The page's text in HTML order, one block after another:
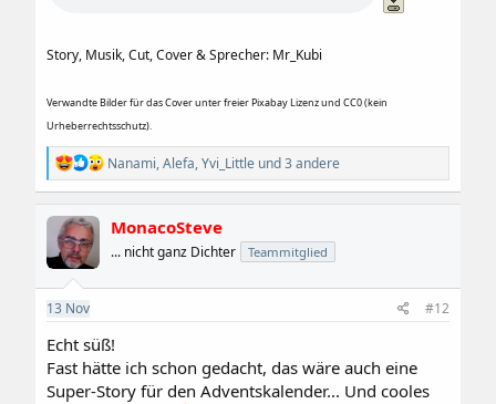
Story, Musik, Cut, Cover & Sprecher: Mr_Kubi
Verwandte Bilder für das Cover unter freier Pixabay Lizenz und CC0 (kein
Urheberrechtsschutz).
R
e
a
n
:
Nanami,Alefa,Yvi_Little und 3 andere
MonacoSteve
... nicht ganz Dichter Teammitglied
13 Nov #12
Echt süß!
Fast hätte ich schon gedacht, das wäre auch eine
Super-Story für den Adventskalender... Und cooles